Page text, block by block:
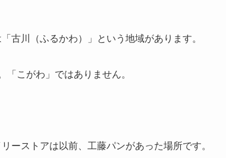
古川（ふるかわ）」という地域があります。
こがわ」ではありません。
ーストアは以前、工藤パンがあった場所です。